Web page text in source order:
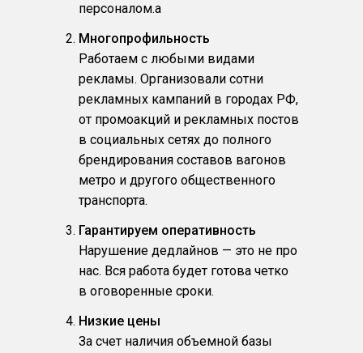
персоналом.a
Многопрофильность
Работаем с любыми видами
рекламы. Организовали сотни
рекламных кампаний в городах РФ,
от промоакций и рекламных постов
в социальных сетях до полного
брендирования составов вагонов
метро и другого общественного
транспорта.
Гарантируем оперативность
Нарушение дедлайнов — это не про
нас. Вся работа будет готова четко
в оговоренные сроки.
Низкие цены
За счет наличия объемной базы